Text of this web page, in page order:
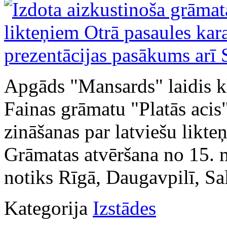
Apgāds "Mansards" laidis
Fainas grāmatu "Platās
zināšanas par latviešu
Grāmatas atvēršana no 15.
notiks Rīgā, Daugavpilī,
Kategorija Izstādes